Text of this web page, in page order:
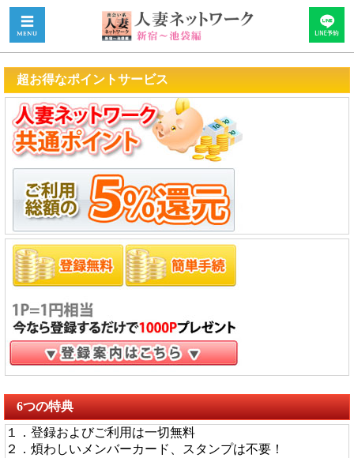
超お得なポイントサービス
6つの特典
１．登録およびご利用は一切無料
２．煩わしいメンバーカード、スタンプは不要！